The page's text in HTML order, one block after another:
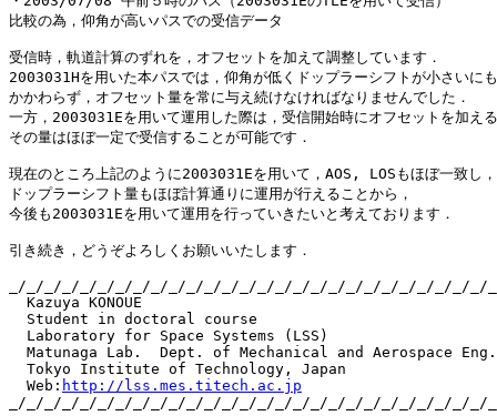
比較の為，仰角が高いパスでの受信データ
受信時，軌道計算のずれを，オフセットを加えて調整しています．
2003031Hを用いた本パスでは，仰角が低くドップラーシフトが小さいにも
かかわらず，オフセット量を常に与え続けなければなりませんでした．
一方，2003031Eを用いて運用した際は，受信開始時にオフセットを加え
その量はほぼ一定で受信することが可能です．
現在のところ上記のように2003031Eを用いて，AOS, LOSもほぼ一致し，
ドップラーシフト量もほぼ計算通りに運用が行えることから，
今後も2003031Eを用いて運用を行っていきたいと考えております．
引き続き，どうぞよろしくお願いいたします．
_/_/_/_/_/_/_/_/_/_/_/_/_/_/_/_/_/_/_/_/_/_/_/_/_/_/_/
  Kazuya KONOUE
  Student in doctoral course
  Laboratory for Space Systems (LSS)
  Matunaga Lab.  Dept. of Mechanical and Aerospace Eng.
  Tokyo Institute of Technology, Japan
  Web:
http://lss.mes.titech.ac.jp
_/_/_/_/_/_/_/_/_/_/_/_/_/_/_/_/_/_/_/_/_/_/_/_/_/_/_/